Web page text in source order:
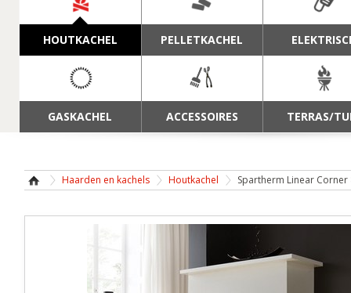
HOUTKACHEL PELLETKACHEL
GASKACHEL ACCESSOIRES TERRAS/
Haarden en kachels Houtkachel Spartherm Linear Corner